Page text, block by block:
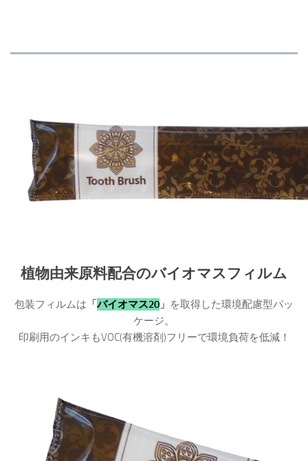
植物由来原料配合のバイオマスフィルム
包装フィルムは 「バイオマス20 」 を取得した環境配慮型パッ
ケージ。
印刷用のインキもVOC(有機溶剤)フリーで環境負荷を低減！